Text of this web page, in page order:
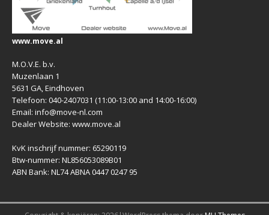
www.move.al
M.O.V.E. b.v.
Muzenlaan 1
5631 GA, Eindhoven
Telefoon: 040-2407031 (11:00-13:00 and 14:00-16:00)
Email: info@move-nl.com
Dealer Website: www.move.al
KvK inschrijf nummer: 65290119
Btw-nummer: NL856053089B01
ABN Bank: NL74 ABNA 0447 0247 95